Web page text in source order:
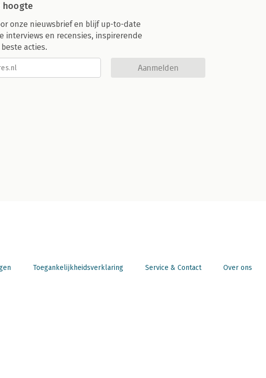
hoogte
onze nieuwsbrief en blijf up-to-date
interviews en recensies, inspirerende
acties.
Aanmelden
Toegankelijkheidsverklaring Service & Contact Over ons